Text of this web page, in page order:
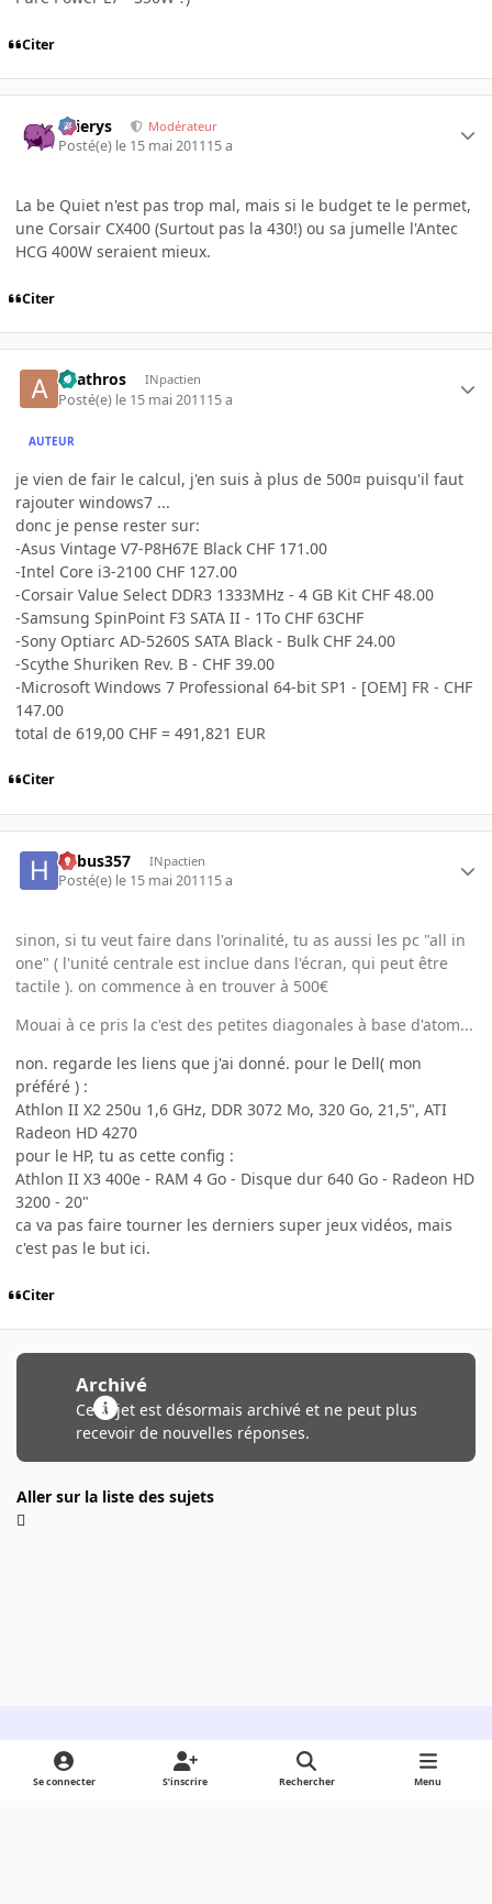
Citer
Ellierys Modérateur
Posté(e) le 15 mai 201115 a
La be Quiet n'est pas trop mal, mais si le budget te le permet,
une Corsair CX400 (Surtout pas la 430!) ou sa jumelle l'Antec
HCG 400W seraient mieux.
Citer
anathros INpactien
Posté(e) le 15 mai 201115 a
AUTEUR
je vien de fair le calcul, j'en suis à plus de 500¤ puisqu'il faut
rajouter windows7 ...
donc je pense rester sur:
-Asus Vintage V7-P8H67E Black CHF 171.00
-Intel Core i3-2100 CHF 127.00
-Corsair Value Select DDR3 1333MHz - 4 GB Kit CHF 48.00
-Samsung SpinPoint F3 SATA II - 1To CHF 63CHF
-Sony Optiarc AD-5260S SATA Black - Bulk CHF 24.00
-Scythe Shuriken Rev. B - CHF 39.00
-Microsoft Windows 7 Professional 64-bit SP1 - [OEM] FR - CHF
147.00
total de 619,00 CHF = 491,821 EUR
Citer
hebus357 INpactien
Posté(e) le 15 mai 201115 a
sinon, si tu veut faire dans l'orinalité, tu as aussi les pc "all in
one" ( l'unité centrale est inclue dans l'écran, qui peut être
tactile ). on commence à en trouver à 500€
Mouai à ce pris la c'est des petites diagonales à base d'atom...
non. regarde les liens que j'ai donné. pour le Dell( mon
préféré ) :
Athlon II X2 250u 1,6 GHz, DDR 3072 Mo, 320 Go, 21,5", ATI
Radeon HD 4270
pour le HP, tu as cette config :
Athlon II X3 400e - RAM 4 Go - Disque dur 640 Go - Radeon HD
3200 - 20"
ca va pas faire tourner les derniers super jeux vidéos, mais
c'est pas le but ici.
Citer
Archivé
Ce sujet est désormais archivé et ne peut plus
recevoir de nouvelles réponses.
Aller sur la liste des sujets
Light ModeDark ModeSystem Preference
Se connecter S’inscrire Rechercher Menu